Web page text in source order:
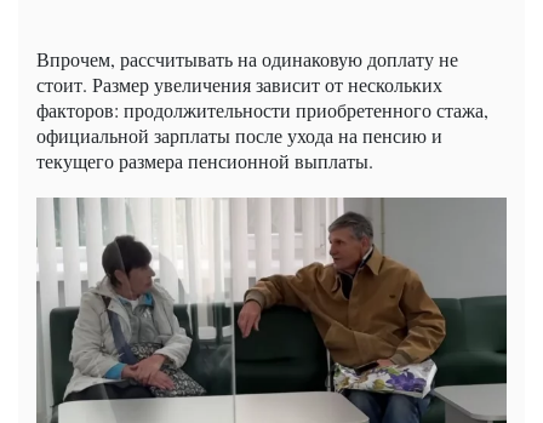
Впрочем, рассчитывать на одинаковую доплату не
стоит. Размер увеличения зависит от нескольких
факторов: продолжительности приобретенного стажа,
официальной зарплаты после ухода на пенсию и
текущего размера пенсионной выплаты.